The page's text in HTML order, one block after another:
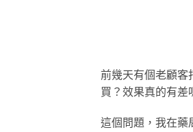
前幾天有個老顧客
買？效果真的有差
這個問題，我在藥